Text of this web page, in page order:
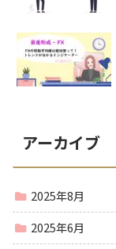
アーカイブ
2025年8月
2025年6月